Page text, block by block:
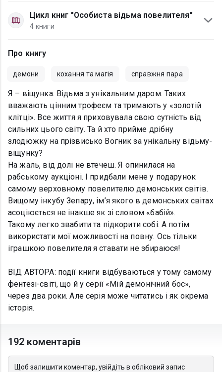
Цикл книг "Особиста відьма повелителя"
4 книги
Про книгу
демони кохання та магія справжня пара
Я – віщунка. Відьма з унікальним даром. Таких
вважають цінним трофеєм та тримають у «золотій
клітці». Все життя я приховувала свою сутність від
сильних цього світу. Та й хто прийме дрібну
злодюжку на прізвисько Вогник за унікальну відьму-
віщунку?
На жаль, від долі не втечеш. Я опинилася на
рабському аукціоні. І придбали мене у подарунок
самому верховному повелителю демонських світів.
Вищому інкубу Зепару, ім’я якого в демонських світах
асоціюється не інакше як зі словом «бабій».
Такому легко звабити та підкорити собі. А потім
використати мої можливості на повну. Ось тільки
іграшкою повелителя я ставати не збираюся!
ВІД АВТОРА: події книги відбуваються у тому самому
фентезі-світі, що й у серії «Мій демонічний бос»,
через два роки. Але серія може читатись і як окрема
історія.
192 коментарів
Щоб залишити коментар, увійдіть в обліковий запис